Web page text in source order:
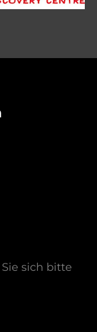
sich bitte